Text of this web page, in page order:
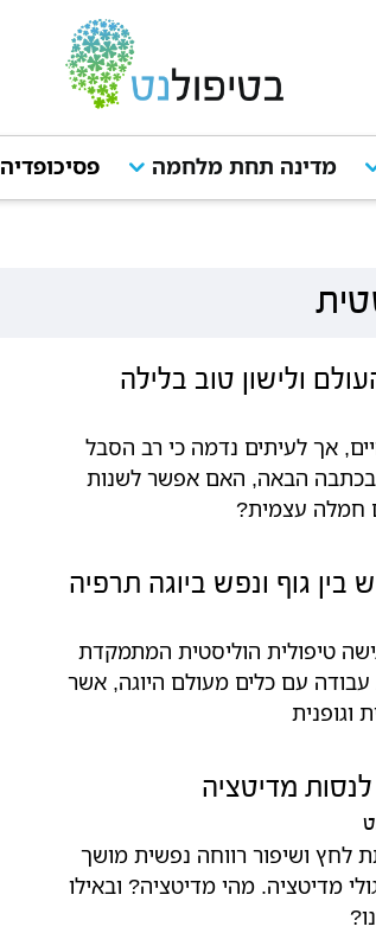
מדינה תחת מלחמה פסיכופדיה
ולישון טוב בלילה
אך לעיתים נדמה כי רב הסבל
בכתבה הבאה, האם אפשר לשנות
חמלה עצמית?
בין גוף ונפש ביוגה תרפיה
טיפולית הוליסטית המתמקדת
עבודה עם כלים מעולם היוגה, אשר
וגופנית
מדיטציה
לחץ ושיפור רווחה נפשית מושך
מדיטציה. מהי מדיטציה? ובאילו